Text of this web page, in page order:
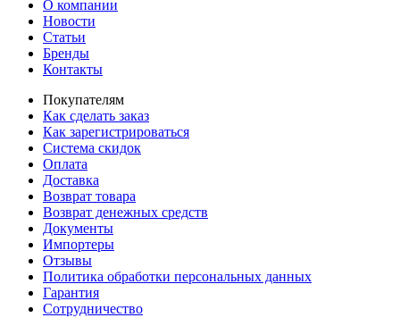
О компании
Новости
Статьи
Бренды
Контакты
Покупателям
Как сделать заказ
Как зарегистрироваться
Система скидок
Оплата
Доставка
Возврат товара
Возврат денежных средств
Документы
Импортеры
Отзывы
Политика обработки персональных данных
Гарантия
Сотрудничество